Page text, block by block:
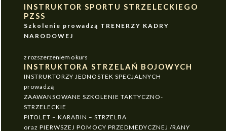
INSTRUKTOR SPORTU STRZELECKIEGO
PZSS
Szkolenie prowadzą TRENERZY KADRY
NARODOWEJ
z rozszerzeniem o kurs
INSTRUKTORA STRZELAŃ BOJOWYCH
INSTRUKTORZY JEDNOSTEK SPECJALNYCH
prowadzą
ZAAWANSOWANE SZKOLENIE TAKTYCZNO-
STRZELECKIE
PITOLET – KARABIN – STRZELBA
oraz PIERWSZEJ POMOCY PRZEDMEDYCZNEJ /RANY